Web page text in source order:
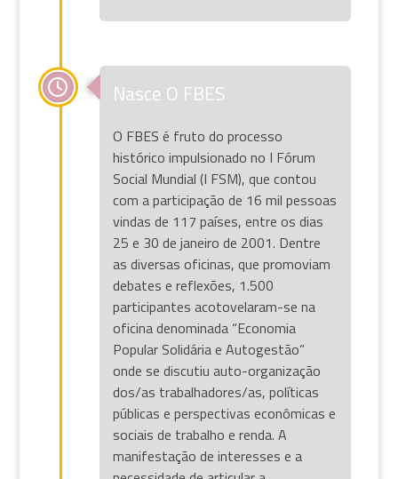
Nasce O FBES
O FBES é fruto do processo
histórico impulsionado no I Fórum
Social Mundial (I FSM), que contou
com a participação de 16 mil pessoas
vindas de 117 países, entre os dias
25 e 30 de janeiro de 2001. Dentre
as diversas oficinas, que promoviam
debates e reflexões, 1.500
participantes acotovelaram-se na
oficina denominada “Economia
Popular Solidária e Autogestão”
onde se discutiu auto-organização
dos/as trabalhadores/as, políticas
públicas e perspectivas econômicas e
sociais de trabalho e renda. A
manifestação de interesses e a